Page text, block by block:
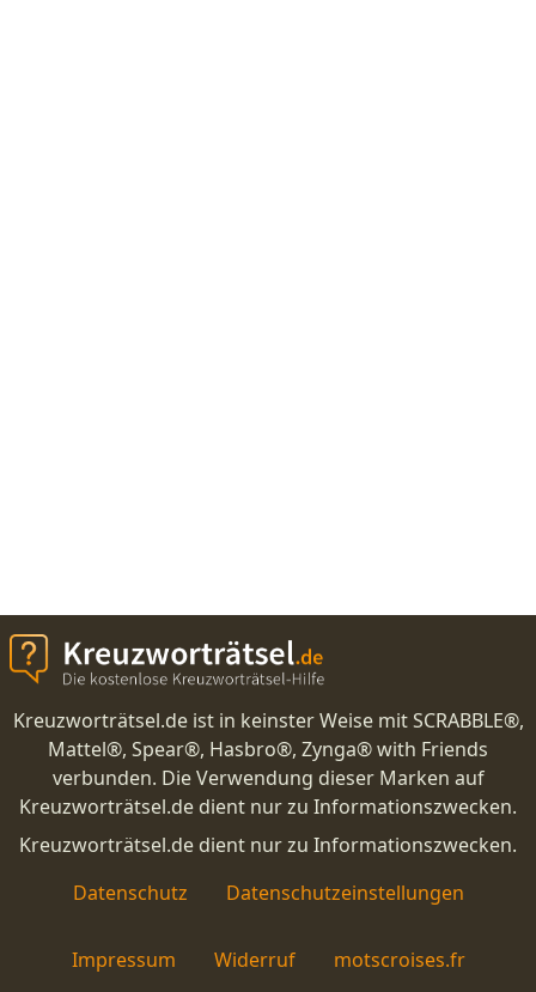
Kreuzworträtsel.de ist in keinster Weise mit SCRABBLE®,
Mattel®, Spear®, Hasbro®, Zynga® with Friends
verbunden. Die Verwendung dieser Marken auf
Kreuzworträtsel.de dient nur zu Informationszwecken.
Kreuzworträtsel.de dient nur zu Informationszwecken.
Datenschutz
Datenschutzeinstellungen
Impressum Widerruf motscroises.fr